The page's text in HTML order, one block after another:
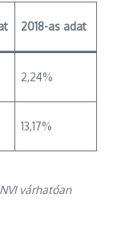
2018-as adat
2,24%
13,17%
várhatóan